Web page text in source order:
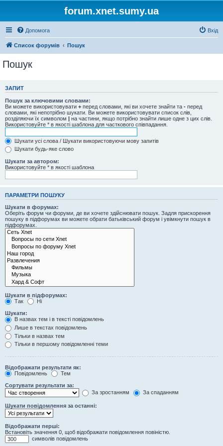
forum.xnet.sumy.ua
Допомога Вхід
Список форумів Пошук
Пошук
ЗАПИТ
Пошук за ключовими словами:
Ви можете використовувати + перед словами, які ви хочете знайти та - перед
словами, які непотрібно шукати. Ви можете використовувати список слів,
розділяючи їх символом | на частини, якщо потрібно знайти лише одне з цих слів.
Використовуйте * в якості шаблона для часткового співпадання.
Шукати усі слова / Шукати використовуючи мову запитів
Шукати будь-яке слово
Шукати за автором:
Використовуйте * в якості шаблона
ПАРАМЕТРИ ПОШУКУ
Шукати в форумах:
Оберіть форум чи форуми, де ви хочете здійснювати пошук. Задля прискорення
пошуку в підфорумах ви можете обрати батьківський форум і увімкнути пошук в
підфорумах.
Шукати в підфорумах:
Так
Ні
Шукати:
В назвах тем і в тексті повідомлень
Лише в текстах повідомлень
Тільки в назвах тем
Тільки в першому повідомленні теми
Відображати результати як:
Повідомлень
Тем
Сортувати результати за:
За зростанням
За спаданням
Шукати повідомлення за останні:
Відображати перші:
Встановіть значення 0, щоб відображати повідомлення повіністю.
символів повідомлень